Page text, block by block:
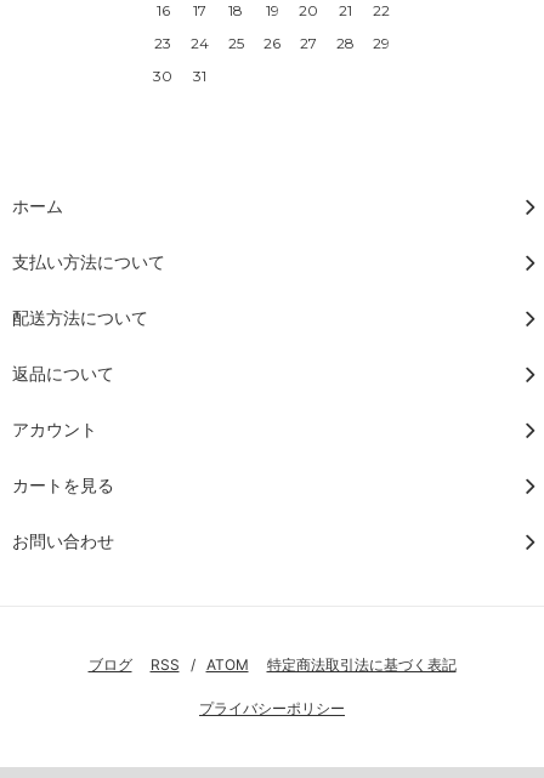
16
17 18 19 20 21
22
23
24 25 26 27 28
29
30
31
ホーム
支払い方法について
配送方法について
返品について
アカウント
カートを見る
お問い合わせ
ブログ RSS / ATOM 特定商法取引法に基づく表記
プライバシーポリシー